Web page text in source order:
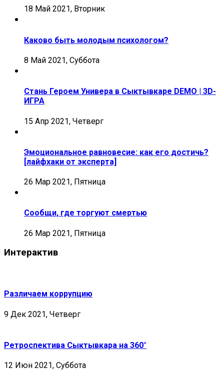
18 Май 2021, Вторник
Каково быть молодым психологом?
8 Май 2021, Суббота
Стань Героем Универа в Сыктывкаре DEMO | 3D-
ИГРА
15 Апр 2021, Четверг
Эмоциональное равновесие: как его достичь?
[лайфхаки от эксперта]
26 Мар 2021, Пятница
Сообщи, где торгуют смертью
26 Мар 2021, Пятница
Интерактив
Различаем коррупцию
9 Дек 2021, Четверг
Ретроспектива Сыктывкара на 360°
12 Июн 2021, Суббота